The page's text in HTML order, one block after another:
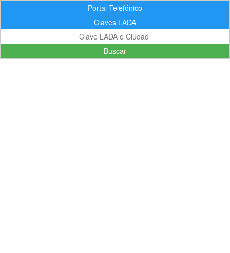
Portal Telefónico
Claves LADA
Buscar